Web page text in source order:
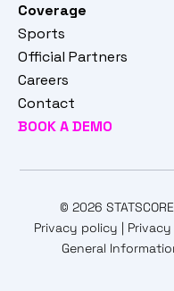
Coverage
Sports
Official Partners
Careers
Contact
BOOK A DEMO
© 2026
Privacy policy
General